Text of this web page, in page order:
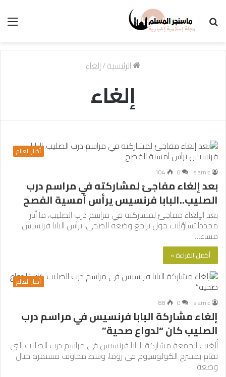
الرئيسية/إلغاء
إلغاء
أخبار العالم
islamic
0
104
بعد إلغاء مفاجئ لمشاركته في مراسم درب
الصليب..البابا فرنسيس يرأس أمسية الفصح
بعد الإلغاء مفاجئ لمشاركته في مراسم درب الصليب، ما أثار
مجددا تساؤلات حول تراجع وضعه الصحي، يرأس البابا فرنسيس
مساء…
أكمل القراءة »
أخبار العالم
islamic
0
88
إلغاء مشاركة البابا فرنسيس في مراسم درب
الصليب كان “لدواع صحية”
أُلغيت الجمعة مشاركة البابا فرنسيس في مراسم درب الصليب التي
تقام بمسرح الكولوسيوم في روما، وسط مخاوف مستمرة حيال
وضعه…